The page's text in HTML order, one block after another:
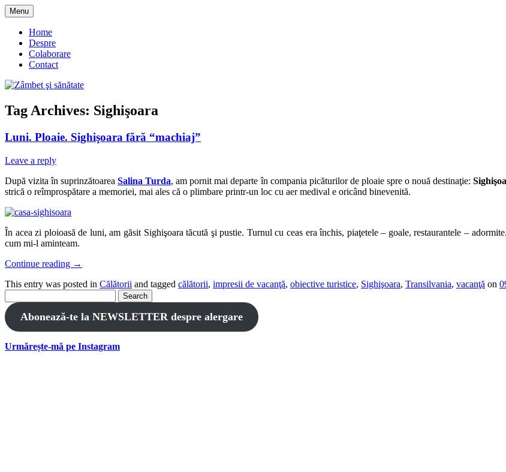
Skip
to
content
Zâmbet şi sănătate
Menu
Home
Despre
Colaborare
Contact
Tag Archives: Sighişoara
Luni. Ploaie. Sighişoara fără “machiaj”
Leave a reply
După vizita în suprinzătoareaSalina Turda, am pornit mai departe în compania picăturilor de ploaie spre o nouă destinaţie:
strică o reîmprospătare a memoriei, mai ales că o plimbare printr-un loc cu aer medival e oricând binevenită.
În acea zi ploioasă de luni, am găsit Sighişoara tăcută şi pustie. Turnul cu ceas era închis, piaţetele – goale, restaurantele –
cum mi-l aminteam.
Continue reading →
This entry was posted in Călătorii and tagged călătorii, impresii de vacanţă, obiective turistice, Sighişoara, Transilvania, vacanţă on
for:
Abonează-te la NEWSLETTER despre alergare
Urmărește-mă pe Instagram